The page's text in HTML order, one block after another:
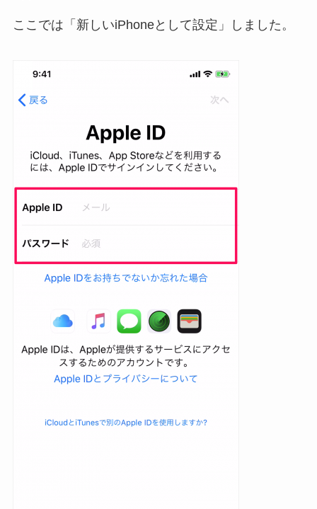
ここでは「新しいiPhoneとして設定」しました。